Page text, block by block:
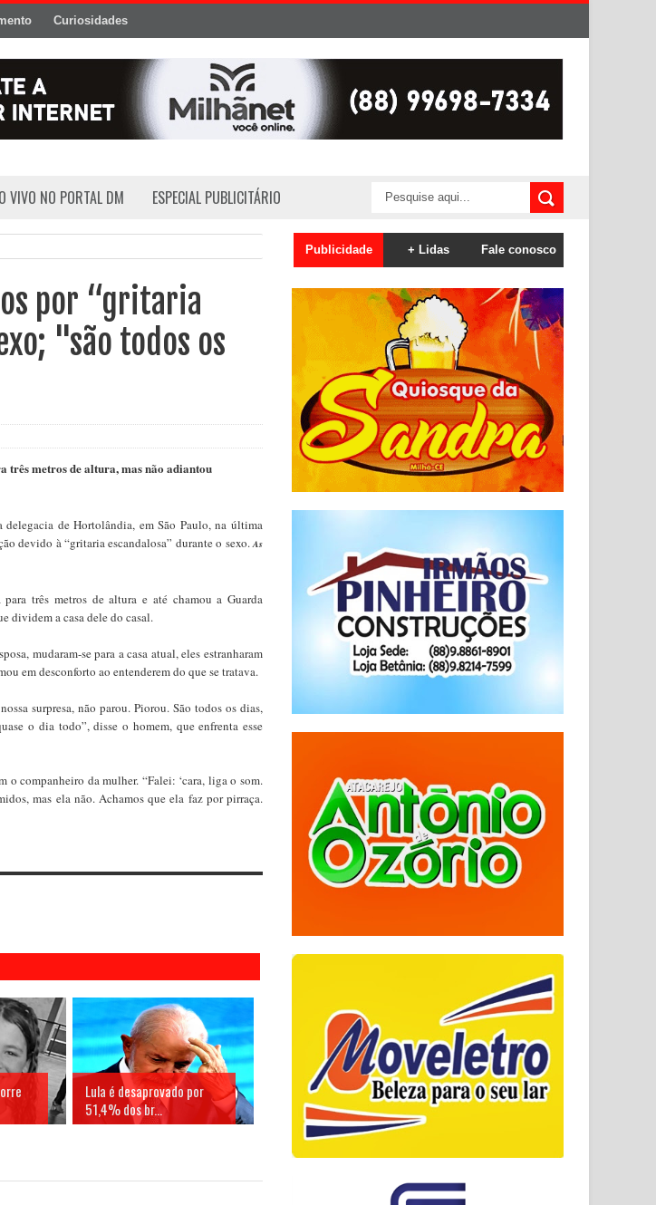
Curiosidades
VIVO NO PORTAL DM ESPECIAL PUBLICITÁRIO
por “gritaria
"são todos os
três metros de altura, mas não adiantou
delegacia de Hortolândia, em São Paulo, na última
devido à “gritaria escandalosa” durante o sexo. As
três metros de altura e até chamou a Guarda
dividem a casa dele do casal.
mudaram-se para a casa atual, eles estranharam
em desconforto ao entenderem do que se tratava.
surpresa, não parou. Piorou. São todos os dias,
o dia todo”, disse o homem, que enfrenta esse
o companheiro da mulher. “Falei: ‘cara, liga o som.
mas ela não. Achamos que ela faz por pirraça.
Lula é desaprovado por
51,4% dos br...
Publicidade + Lidas Fale conosco